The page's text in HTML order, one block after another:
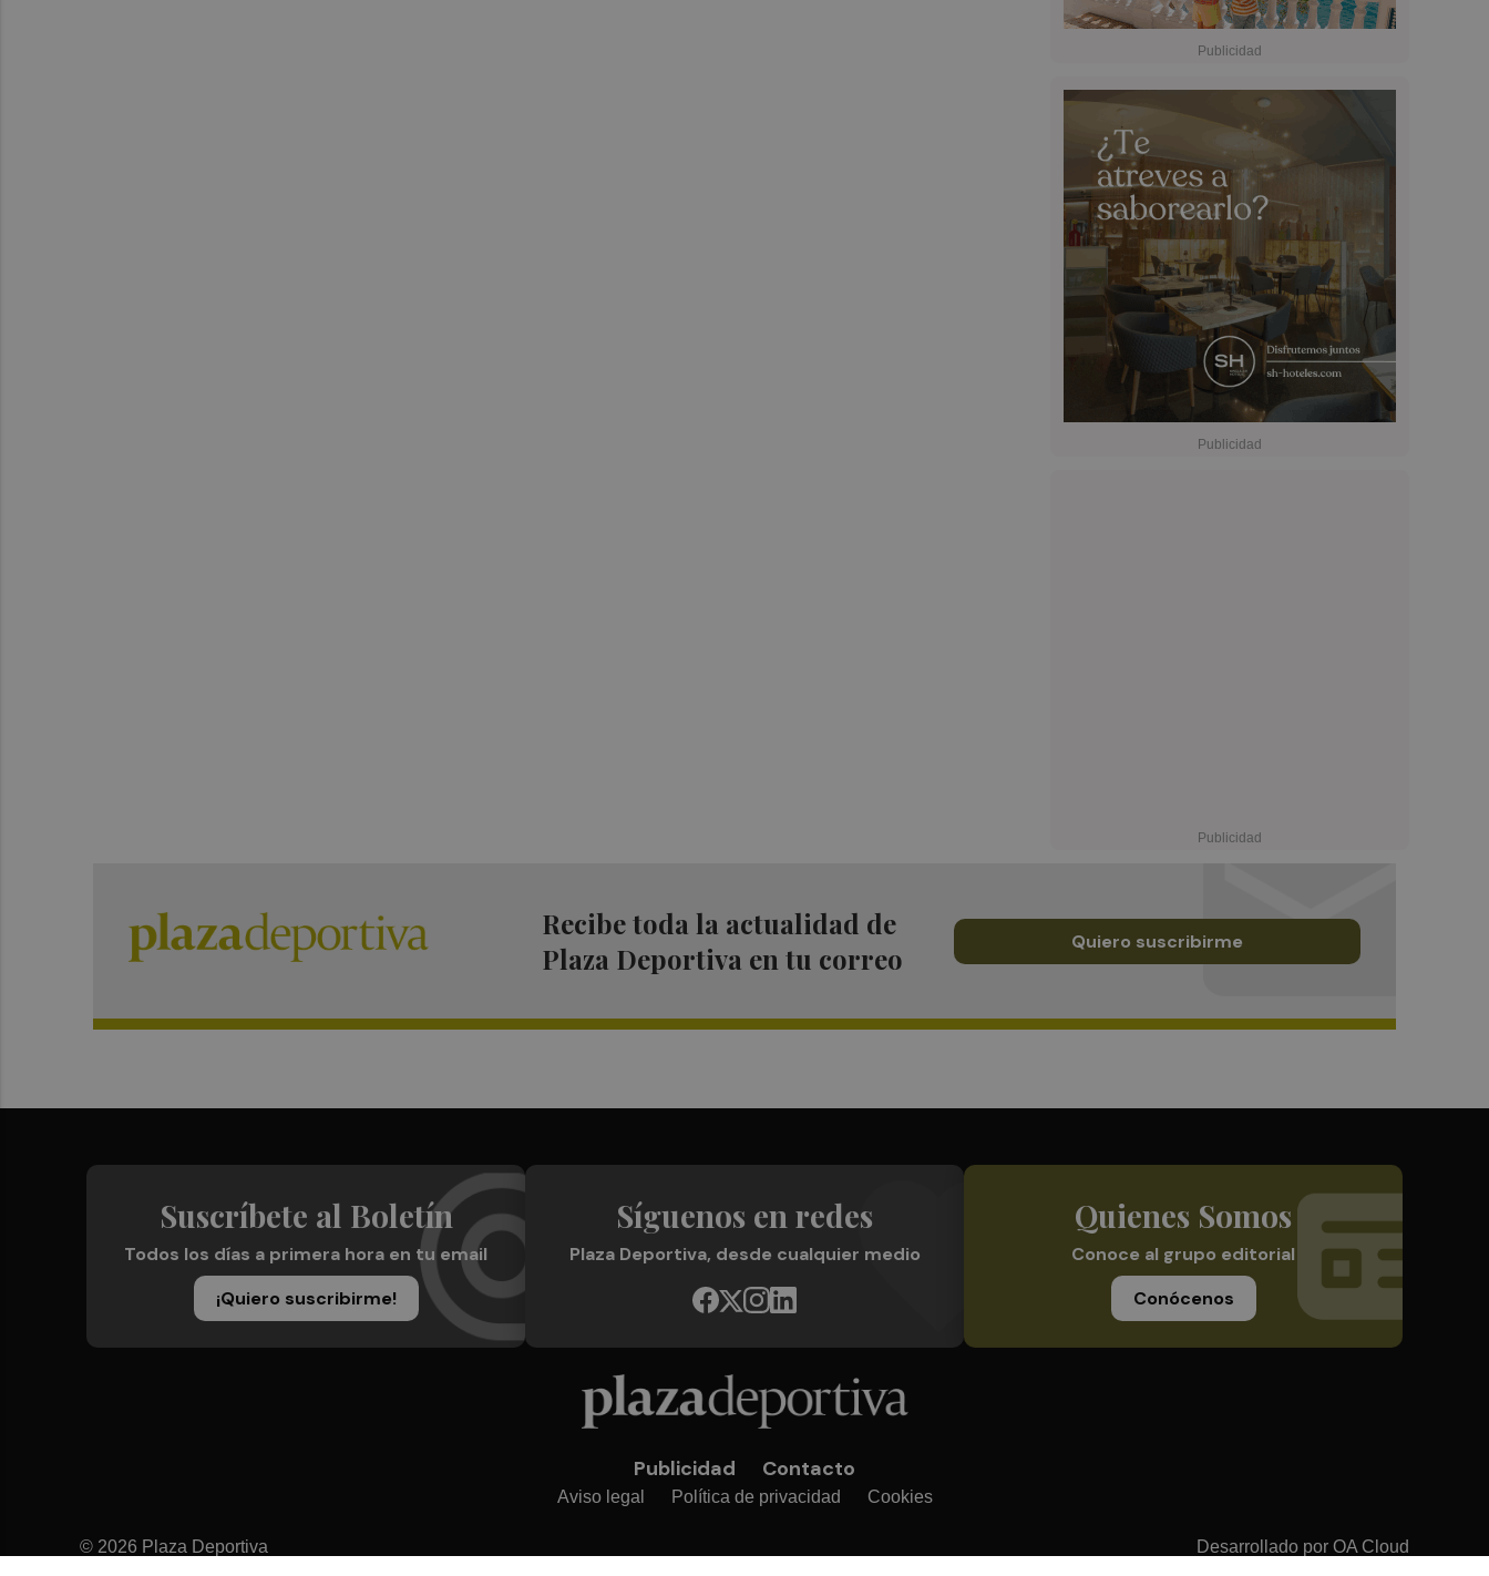
Recibe toda la actualidad de
Plaza Deportiva en tu correo
Quiero suscribirme
Suscríbete al Boletín
Todos los días a primera hora en tu email
¡Quiero suscribirme!
Síguenos en redes
Plaza Deportiva, desde cualquier medio
Quienes Somos
Conoce al grupo editorial
Conócenos
Publicidad Contacto
Aviso legal Política de privacidad Cookies
© 2026 Plaza Deportiva Desarrollado por OA Cloud